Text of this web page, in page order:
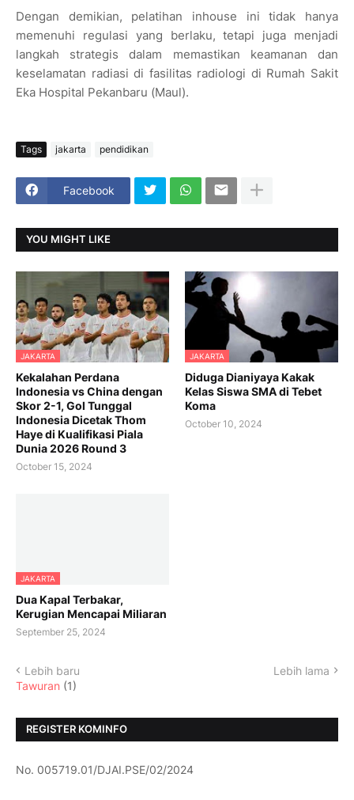
Dengan demikian, pelatihan inhouse ini tidak hanya
memenuhi regulasi yang berlaku, tetapi juga menjadi
langkah strategis dalam memastikan keamanan dan
keselamatan radiasi di fasilitas radiologi di Rumah Sakit
Eka Hospital Pekanbaru (Maul).
Tags jakarta pendidikan
Facebook
YOU MIGHT LIKE
JAKARTA
Kekalahan Perdana
Indonesia vs China dengan
Skor 2-1, Gol Tunggal
Indonesia Dicetak Thom
Haye di Kualifikasi Piala
Dunia 2026 Round 3
October 15, 2024
JAKARTA
Diduga Dianiyaya Kakak
Kelas Siswa SMA di Tebet
Koma
October 10, 2024
JAKARTA
Dua Kapal Terbakar,
Kerugian Mencapai Miliaran
September 25, 2024
Lebih baru
Lebih lama
Tawuran (1)
REGISTER KOMINFO
No. 005719.01/DJAI.PSE/02/2024